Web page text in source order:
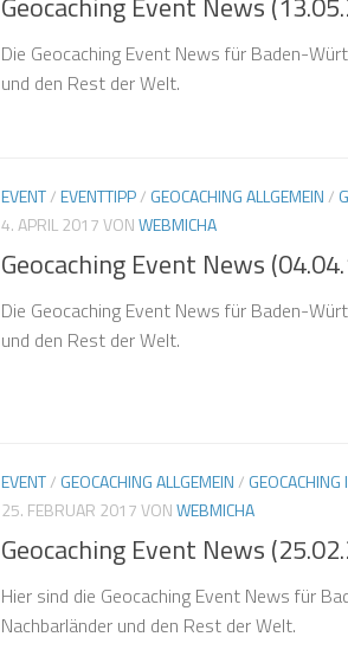
Die Geocaching Event News für Baden-
und den Rest der Welt.
EVENT/EVENTTIPP/ GEOCACHING ALLGEMEIN/
4. APRIL 2017VONWEBMICHA
Geocaching Event News
Die Geocaching Event News für Baden-
und den Rest der Welt.
EVENT/ GEOCACHING ALLGEMEIN/
25. FEBRUAR 2017VONWEBMICHA
Geocaching Event News
Hier sind die Geocaching Event News für
Nachbarländer und den Rest der Welt.